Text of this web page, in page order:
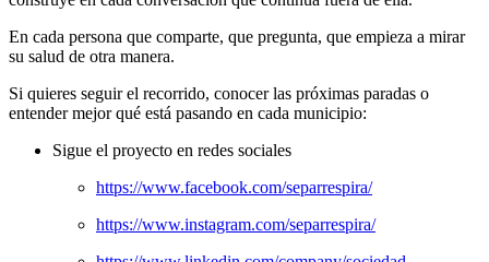
En cada persona que comparte, que pregunta, que empieza a mirar
su salud de otra manera.
Si quieres seguir el recorrido, conocer las próximas paradas o
entender mejor qué está pasando en cada municipio:
Sigue el proyecto en redes sociales
https://www.facebook.com/separrespira/
https://www.instagram.com/separrespira/